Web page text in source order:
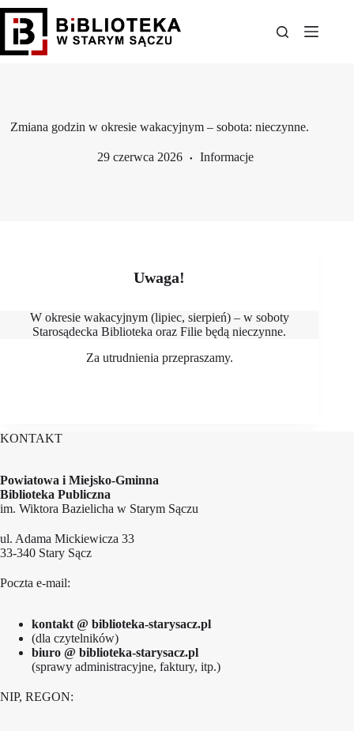
Przejdź
treści
Zmiana godzin w okresie wakacyjnym – sobota: nieczynne.
29 czerwca 2026 Informacje
Uwaga!
W okresie wakacyjnym (lipiec, sierpień) – w soboty
Starosądecka Biblioteka oraz Filie będą nieczynne.
Za utrudnienia przepraszamy.
KONTAKT
Powiatowa i Miejsko-Gminna
Biblioteka Publiczna
im. Wiktora Bazielicha w Starym Sączu
ul. Adama Mickiewicza 33
33-340 Stary Sącz
Poczta e-mail:
kontakt @ biblioteka-starysacz.pl
(dla czytelników)
biuro @ biblioteka-starysacz.pl
(sprawy administracyjne, faktury, itp.)
NIP, REGON: